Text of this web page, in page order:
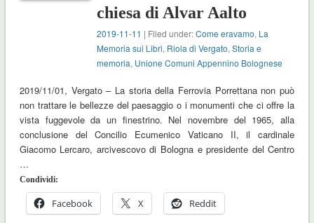
chiesa di Alvar Aalto
2019-11-11 | Filed under:Come eravamo, La
Memoria sui Libri, Riola di Vergato,Storia e
memoria, Unione Comuni Appennino Bolognese
2019/11/01, Vergato – La storia della Ferrovia Porrettana non può
non trattare le bellezze del paesaggio o i monumenti che ci offre la
vista fuggevole da un finestrino. Nel novembre del 1965, alla
conclusione del Concilio Ecumenico Vaticano II, il cardinale
Giacomo Lercaro, arcivescovo di Bologna e presidente del Centro
…
Condividi:
Facebook X Reddit